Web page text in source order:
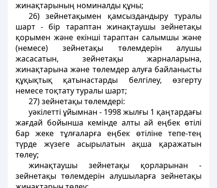
жинақтарының номиналды құны;
26) зейнетақымен қамсыздандыру туралы
шарт - бiр тараптан жинақтаушы зейнетақы
қорымен және екiншi тараптан салымшы және
(немесе) зейнетақы төлемдерін алушы
жасасатын, зейнетақы жарналарына,
жинақтарына және төлемдер алуға байланысты
құқықтық қатынастарды белгiлеу, өзгерту
немесе тоқтату туралы шарт;
27) зейнетақы төлемдерi:
уәкілетті ұйымнан - 1998 жылғы 1 қаңтардағы
жағдай бойынша кемiнде алты ай еңбек өтілі
бар жеке тұлғаларға еңбек өтіліне тепе-тең
түрде жүзеге асырылатын ақша қаражатын
төлеу;
жинақтаушы зейнетақы қорларынан -
зейнетақы төлемдерін алушыларға зейнетақы